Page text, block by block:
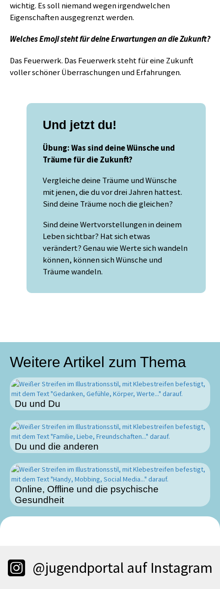
wichtig. Es soll niemand wegen irgendwelchen
Eigenschaften ausgegrenzt werden.
Welches Emoji steht für deine Erwartungen an die Zukunft?
Das Feuerwerk. Das Feuerwerk steht für eine Zukunft
voller schöner Überraschungen und Erfahrungen.
Und jetzt du!
Übung: Was sind deine Wünsche und
Träume für die Zukunft?
Vergleiche deine Träume und Wünsche
mit jenen, die du vor drei Jahren hattest.
Sind deine Träume noch die gleichen?
Sind deine Wertvorstellungen in deinem
Leben sichtbar? Hat sich etwas
verändert? Genau wie Werte sich wandeln
können, können sich Wünsche und
Träume wandeln.
Weitere Artikel zum Thema
Du und Du
Du und die anderen
Online, Offline und die psychische
Gesundheit
@jugendportal auf Instagram